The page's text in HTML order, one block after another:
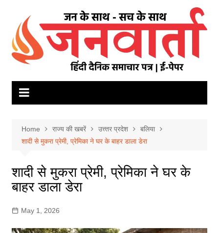
content
Home राज्य की खबरें उत्त्तर प्रदेश
बलिया
शादी से मुकरा प्रेमी, प्रेमिका ने घर के बाहर डाला डेरा
शादी से मुकरा प्रेमी, प्रेमिका ने घर के
बाहर डाला डेरा
May 1, 2026